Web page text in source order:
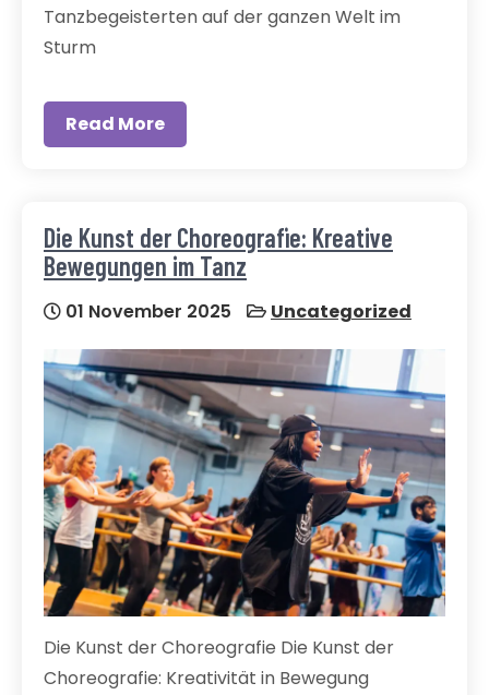
Tanzbegeisterten auf der ganzen Welt im
Sturm
Read More
Die Kunst der Choreografie: Kreative
Bewegungen im Tanz
01 November 2025 Uncategorized
Die Kunst der Choreografie Die Kunst der
Choreografie: Kreativität in Bewegung